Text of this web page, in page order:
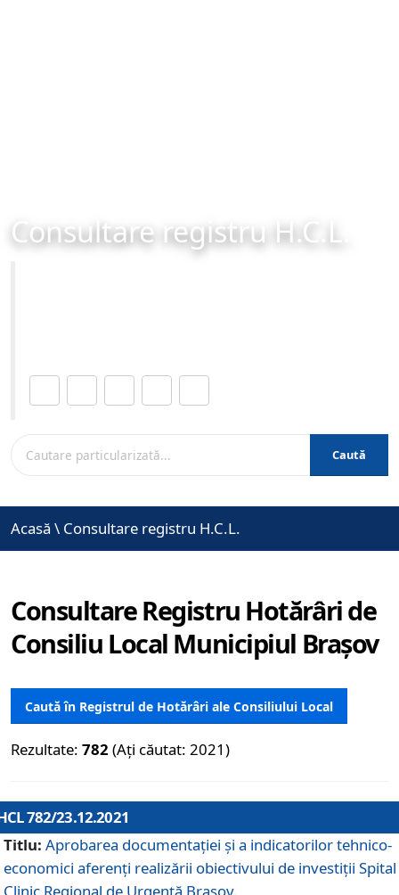
Consultare registru H.C.L.
Caută
Acasă \ Consultare registru H.C.L.
Consultare Registru Hotărâri de
Consiliu Local Municipiul Brașov
Caută în Registrul de Hotărâri ale Consiliului Local
Rezultate: 782 (Ați căutat: 2021)
782/23.12.2021
Titlu: Aprobarea documentației și a indicatorilor tehnico-
economici aferenți realizării obiectivului de investiții Spital